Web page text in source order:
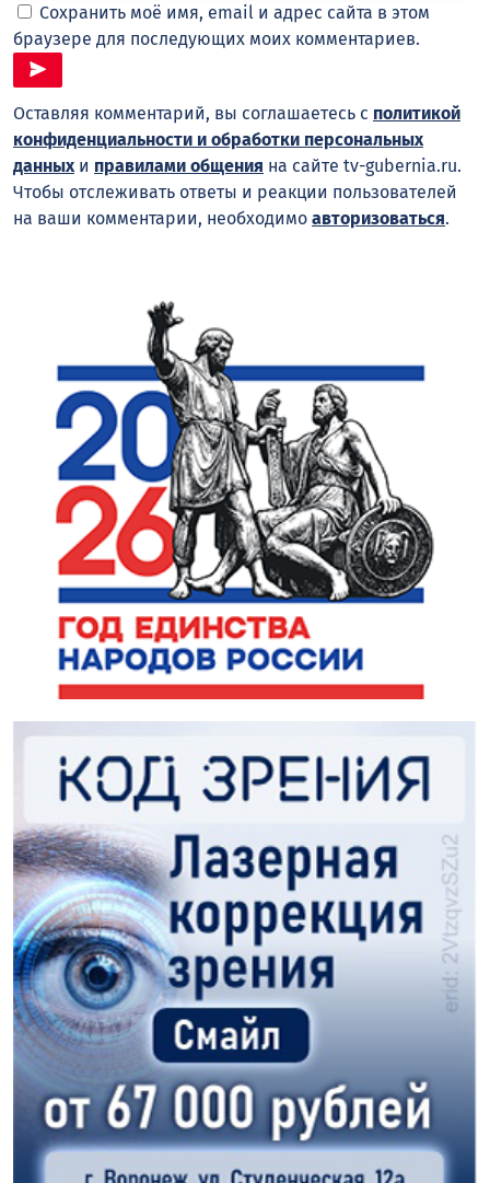
Сохранить моё имя, email и адрес сайта в этом
браузере для последующих моих комментариев.
Оставляя комментарий, вы соглашаетесь с политикой
конфиденциальности и обработки персональных
данныхи правилами общения на сайте tv-gubernia.ru.
Чтобы отслеживать ответы и реакции пользователей
на ваши комментарии, необходимо авторизоваться.